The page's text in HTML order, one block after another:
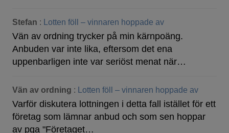
Stefan : Lotten föll – vinnaren hoppade av
Vän av ordning trycker på min kärnpoäng.
Anbuden var inte lika, eftersom det ena
uppenbarligen inte var seriöst menat när…
Vän av ordning : Lotten föll – vinnaren hoppade av
Varför diskutera lottningen i detta fall istället för ett
företag som lämnar anbud och som sen hoppar
av pga "Företaget…